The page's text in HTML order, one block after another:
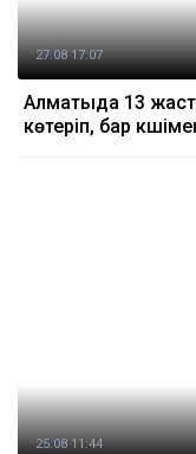
27.08 17:07
Алматыда 13
көтеріп, бар